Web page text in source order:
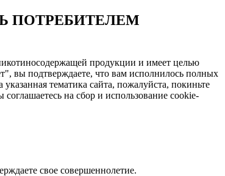
ПОТРЕБИТЕЛЕМ
продукции и имеет целью
вы подтверждаете, что вам исполнилось полных
тематика сайта, пожалуйста, покиньте
на сбор и использование cookie-
свое совершеннолетие.